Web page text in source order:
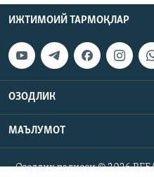
ИЖТИМОИЙ ТАРМОҚЛАР
ОЗОДЛИК
МАЪЛУМОТ
Озодлик радиоси © 2026